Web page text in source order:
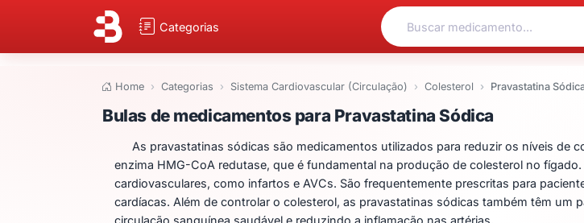
Categorias
Home Categorias Sistema Cardiovascular (Circulação) Colesterol Pravastatina
Bulas de medicamentos para
Bulas de medicamentos para Pravastatina Sódica
As pravastatinas sódicas são medicamentos utilizados para reduzir os níveis de
enzima HMG-CoA redutase, que é fundamental na produção de colesterol no
cardiovasculares, como infartos e AVCs. São frequentemente prescritas para
cardíacas. Além de controlar o colesterol, as pravastatinas sódicas também têm um
circulação sanguínea saudável e reduzindo a inflamação nas artérias.